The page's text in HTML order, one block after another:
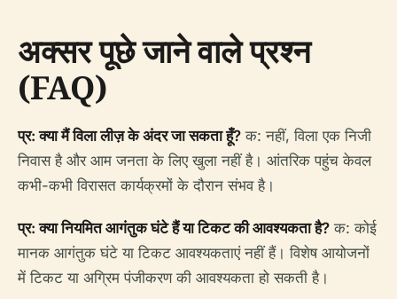
अक्सर पूछे जाने वाले प्रश्न
(FAQ)
प्र: क्या मैं विला लीज़ के अंदर जा सकता हूँ? क: नहीं, विला एक निजी
निवास है और आम जनता के लिए खुला नहीं है। आंतरिक पहुंच केवल
कभी-कभी विरासत कार्यक्रमों के दौरान संभव है।
प्र: क्या नियमित आगंतुक घंटे हैं या टिकट की आवश्यकता है? क: कोई
मानक आगंतुक घंटे या टिकट आवश्यकताएं नहीं हैं। विशेष आयोजनों
में टिकट या अग्रिम पंजीकरण की आवश्यकता हो सकती है।